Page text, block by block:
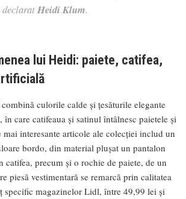
declaratHeidi Klum.
lui Heidi: paiete, catifea,
culorile calde și țesăturile elegante
care catifeaua și satinul întâlnesc paietele și
interesante articole ale colecției includ un
bordo, din material plușat un pantalon
catifea, precum și o rochie de paiete, de un
piesă vestimentară se remarcă prin calitatea
specific magazinelor Lidl, între 49,99 lei și